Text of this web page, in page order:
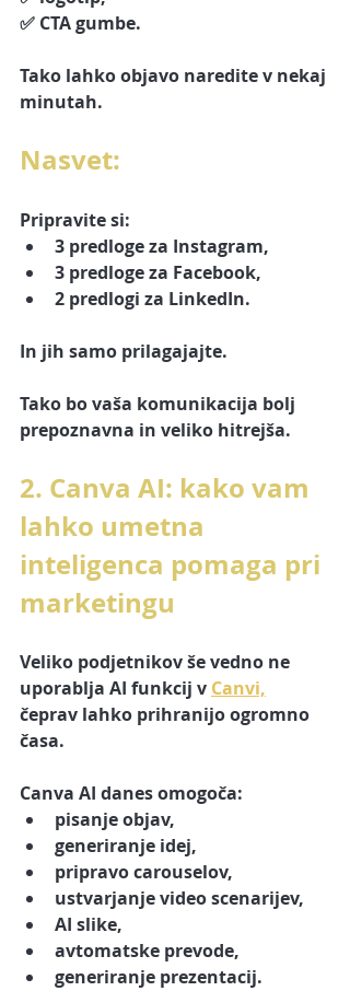
✅ CTA gumbe.
Tako lahko objavo naredite v nekaj
minutah.
Nasvet:
Pripravite si:
3 predloge za Instagram,
3 predloge za Facebook,
2 predlogi za LinkedIn.
In jih samo prilagajajte.
Tako bo vaša komunikacija bolj
prepoznavna in veliko hitrejša.
2. Canva AI: kako vam
lahko umetna
inteligenca pomaga pri
marketingu
Veliko podjetnikov še vedno ne
uporablja AI funkcij v Canvi,
čeprav lahko prihranijo ogromno
časa.
Canva AI danes omogoča:
pisanje objav,
generiranje idej,
pripravo carouselov,
ustvarjanje video scenarijev,
AI slike,
avtomatske prevode,
generiranje prezentacij.